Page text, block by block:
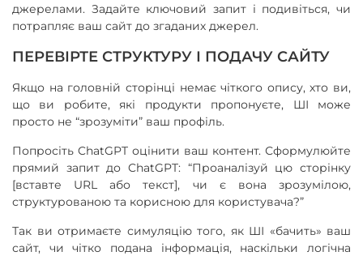
джерелами. Задайте ключовий запит і подивіться, чи
потрапляє ваш сайт до згаданих джерел.
ПЕРЕВІРТЕ СТРУКТУРУ І ПОДАЧУ САЙТУ
Якщо на головній сторінці немає чіткого опису, хто ви,
що ви робите, які продукти пропонуєте, ШІ може
просто не “зрозуміти” ваш профіль.
Попросіть ChatGPT оцінити ваш контент. Сформулюйте
прямий запит до ChatGPT: “Проаналізуй цю сторінку
[вставте URL або текст], чи є вона зрозумілою,
структурованою та корисною для користувача?”
Так ви отримаєте симуляцію того, як ШІ «бачить» ваш
сайт, чи чітко подана інформація, наскільки логічна